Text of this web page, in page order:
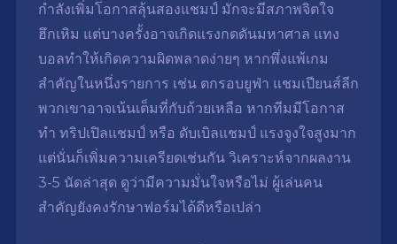
กำลังเพิ่มโอกาสลุ้นสองแชมป์ มักจะมีสภาพจิตใจ
ฮึกเหิม แต่บางครั้งอาจเกิดแรงกดดันมหาศาล แทง
บอลทำให้เกิดความผิดพลาดง่ายๆ หากพึ่งแพ้เกม
สำคัญในหนึ่งรายการ เช่น ตกรอบยูฟ่า แชมเปียนส์ลีก
พวกเขาอาจเน้นเต็มที่กับถ้วยเหลือ หากทีมมีโอกาส
ทำ ทริปเปิลแชมป์ หรือ ดับเบิลแชมป์ แรงจูงใจสูงมาก
แต่นั่นก็เพิ่มความเครียดเช่นกัน วิเคราะห์จากผลงาน
3-5 นัดล่าสุด ดูว่ามีความมั่นใจหรือไม่ ผู้เล่นคน
สำคัญยังคงรักษาฟอร์มได้ดีหรือเปล่า